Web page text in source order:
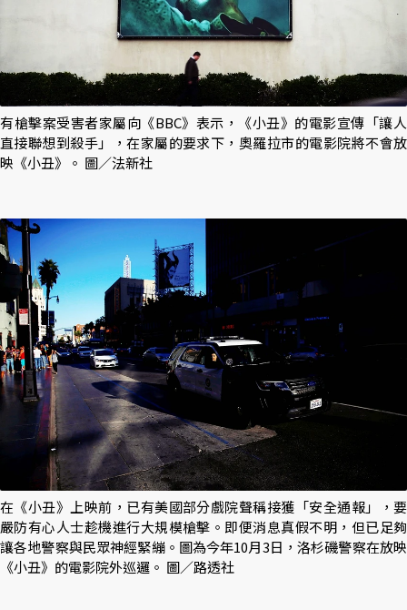
有槍擊案受害者家屬向《BBC》表示，《小丑》的電影宣傳「讓人
直接聯想到殺手」，在家屬的要求下，奧羅拉市的電影院將不會放
映《小丑》。 圖／法新社
在《小丑》上映前，已有美國部分戲院聲稱接獲「安全通報」，要
嚴防有心人士趁機進行大規模槍擊。即便消息真假不明，但已足夠
讓各地警察與民眾神經緊繃。圖為今年10月3日，洛杉磯警察在放映
《小丑》的電影院外巡邏。 圖／路透社